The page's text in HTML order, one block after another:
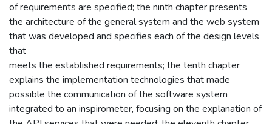
of requirements are specified; the ninth chapter presents
the architecture of the general system and the web system
that was developed and specifies each of the design levels
that
meets the established requirements; the tenth chapter
explains the implementation technologies that made
possible the communication of the software system
integrated to an inspirometer, focusing on the explanation of